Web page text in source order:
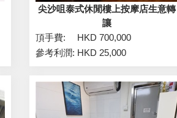
尖沙咀泰式休閒樓上按摩店生意轉
讓
頂手費:
HKD 700,000
參考利潤: HKD 25,000